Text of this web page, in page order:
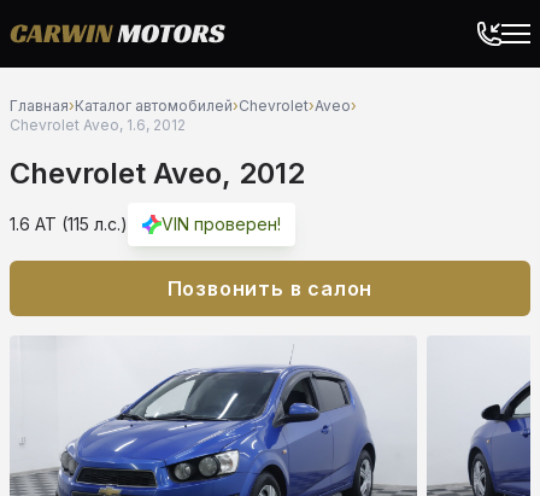
Главная›Каталог автомобилей›Chevrolet›Aveo›
Chevrolet Aveo, 1.6, 2012
Chevrolet Aveo, 2012
1.6 AT (115 л.с.) VIN проверен!
Позвонить в салон